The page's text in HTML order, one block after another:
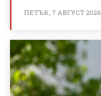
ПЕТЪК, 7 АВГУСТ 2026